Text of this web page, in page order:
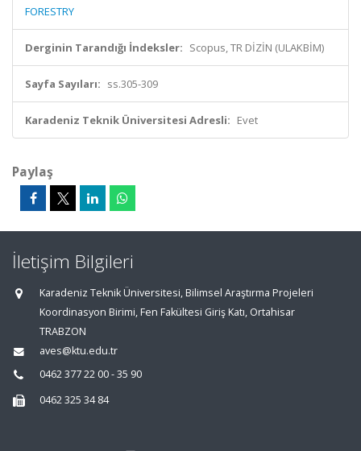
FORESTRY
Derginin Tarandığı İndeksler: Scopus, TR DİZİN (ULAKBİM)
Sayfa Sayıları: ss.305-309
Karadeniz Teknik Üniversitesi Adresli: Evet
Paylaş
İletişim Bilgileri
Karadeniz Teknik Üniversitesi, Bilimsel Araştırma Projeleri
Koordinasyon Birimi, Fen Fakültesi Giriş Katı, Ortahisar
TRABZON
aves@ktu.edu.tr
0462 377 22 00 - 35 90
0462 325 34 84